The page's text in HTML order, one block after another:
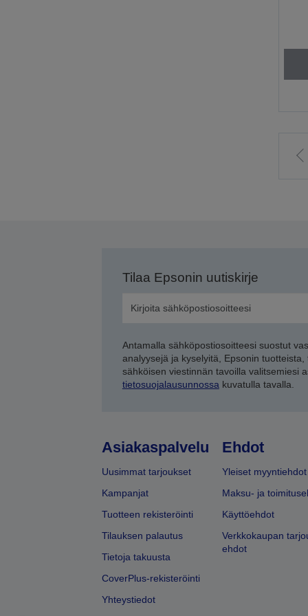
Tilaa Epsonin uutiskirje
Antamalla sähköpostiosoitteesi suostut
analyysejä ja kyselyitä, Epsonin
sähköisen viestinnän tavoilla valitsemiesi
tietosuojalausunnossakuvatulla tavalla.
Asiakaspalvelu
Uusimmat tarjoukset
Kampanjat
Tuotteen rekisteröinti
Tilauksen palautus
Tietoja takuusta
CoverPlus-rekisteröinti
Yhteystiedot
Ehdot
Yleiset myyntiehdot
Maksu- ja
Käyttöehdot
Verkkokaupan
ehdot